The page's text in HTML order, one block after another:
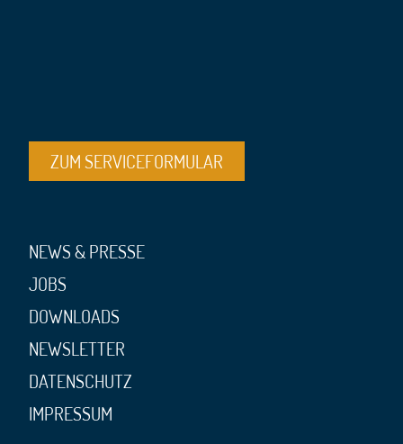
ZUM SERVICEFORMULAR
NEWS & PRESSE
JOBS
DOWNLOADS
NEWSLETTER
DATENSCHUTZ
IMPRESSUM